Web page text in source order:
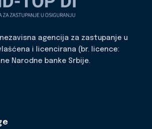
nezavisna agencija za zastupanje u
i licencirana (br. licence:
Narodne banke Srbije.